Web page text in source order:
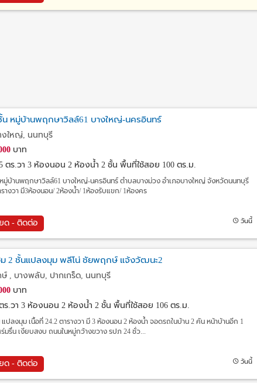
น หมู่บ้านพฤกษาวิลล์61 บางใหญ่-นครอินทร์
งใหญ่, นนทบุรี
บาท
ตร.วา 3 ห้องนอน 2 ห้องน้ำ 2 ชั้น พื้นที่ใช้สอย 100 ตร.ม.
มู่บ้านพฤกษาวิลล์61 บางใหญ่-นครอินทร์ ตำบลบางม่วง อำเภอบางใหญ่ จังหวัดนนทบุรี
รางวา มี3ห้องนอน/ 2ห้องน้ำ/ 1ห้องรับแขก/ 1ห้องคร
ยด - ติดต่อ วันนี้
ม 2 ชั้นแปลงมุม พลีโน่ ชัยพฤกษ์ แจ้งวัฒนะ2
, บางพลับ, ปากเกร็ด, นนทบุรี
บาท
ร.วา 3 ห้องนอน 2 ห้องน้ำ 2 ชั้น พื้นที่ใช้สอย 106 ตร.ม.
แปลงมุม เนื้อที่ 24.2 ตารางวา มี 3 ห้องนอน 2 ห้องน้ำ จอดรถในบ้าน 2 คัน หน้าบ้านอีก 1
มรื่น เงียบสงบ ถนนในหมู่กว้างขวาง รปภ 24 ชั่ว...
ยด - ติดต่อ วันนี้